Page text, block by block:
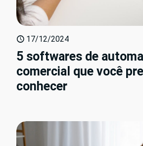
17/12/2024
5 softwares de
comercial que você
conhecer